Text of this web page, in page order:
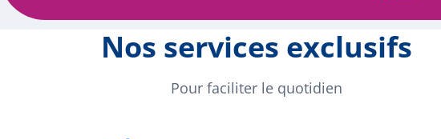
Nos services exclusifs
Pour faciliter le quotidien